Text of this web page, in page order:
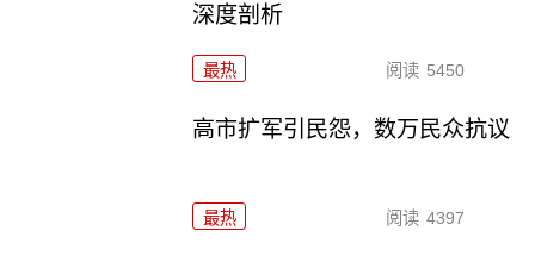
深度剖析
最热 阅读 5450
高市扩军引民怨，数万民众抗议
最热 阅读 4397